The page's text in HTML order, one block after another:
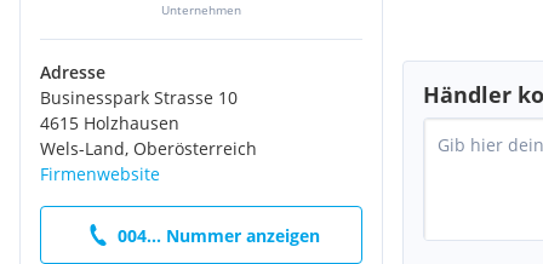
Unternehmen
Adresse
Businesspark Strasse 10
4615 Holzhausen
Wels-Land, Oberösterreich
Firmenwebsite
004... Nummer anzeigen
Händler